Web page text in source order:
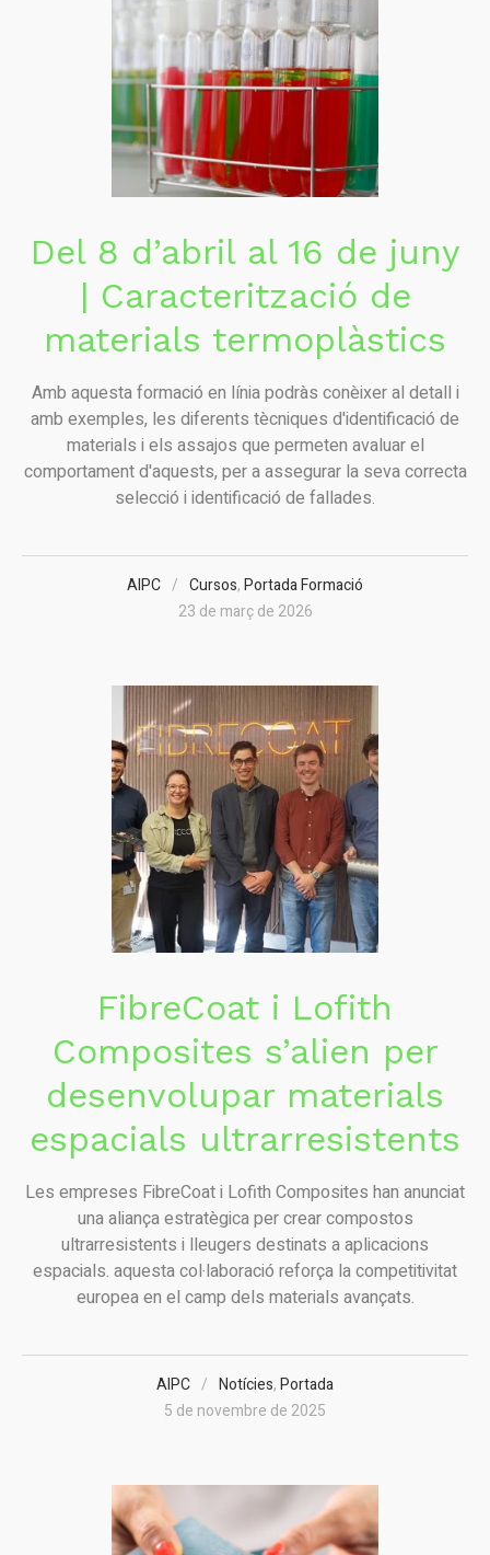
Del 8 d’abril al 16 de juny
| Caracterització de
materials termoplàstics
Amb aquesta formació en línia podràs conèixer al detall i
amb exemples, les diferents tècniques d'identificació de
materials i els assajos que permeten avaluar el
comportament d'aquests, per a assegurar la seva correcta
selecció i identificació de fallades.
AIPC Cursos,Portada Formació
23 de març de 2026
FibreCoat i Lofith
Composites s’alien per
desenvolupar materials
espacials ultrarresistents
Les empreses FibreCoat i Lofith Composites han anunciat
una aliança estratègica per crear compostos
ultrarresistents i lleugers destinats a aplicacions
espacials. aquesta col·laboració reforça la competitivitat
europea en el camp dels materials avançats.
AIPC Notícies,Portada
5 de novembre de 2025